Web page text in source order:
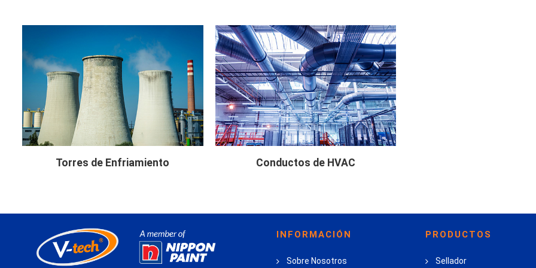
Torres de Enfriamiento Conductos de HVAC
INFORMACIÓN
Sobre Nosotros
PRODUCTOS
Sellador